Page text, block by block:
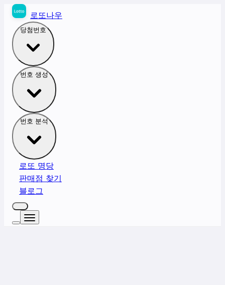
로또나우
당첨번호
번호 생성
번호 분석
로또 명당
판매점 찾기
블로그